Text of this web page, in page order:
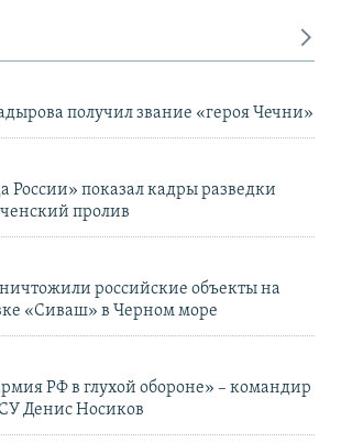
получил звание «героя Чечни»
России» показал кадры разведки
пролив
российские объекты на
«Сиваш» в Черном море
РФ в глухой обороне» – командир
Денис Носиков